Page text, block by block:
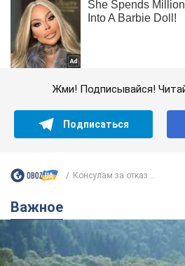
Жми! Подписывайся!
Подписаться
Консулам за отказ...
Важное